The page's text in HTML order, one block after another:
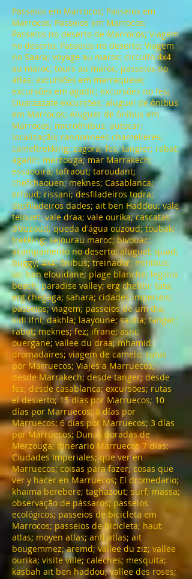
Passeios em Marrocos; Passeios em
Marrocos; Passeios em Marrocos;
Passeios no deserto de Marrocos; Viagem
no deserto; Passeios no deserto; Viagem
no Saara; voyage au maroc; circuito 4x4
au maroc; tours au maroc; passeios no
atlas; excursões em marraquexe;
excursões em agadir; excursões no fes;
Ouarzazate excursões; aluguel de ônibus
em Marrocos; Aluguer de ônibus em
Marrocos; microônibus; autocar;
localização; randonnees chamelieres;
cameltrekking; zagora; fes; tangier; rabat;
agadir; merzouga; mar Marrakech;
essaouira; tafraout; taroudant;
chefchaouen; meknes; Casablanca;
erfoud; rissani; desfiladeiros todra;
desfiladeiros dades; ait ben Haddou; vale
telouet; vale draa; vale ourika; cascatas
d'ouzoud; queda d'água ouzoud; toubak;
trekking; sejourau maroc; bivouac;
acampamento no deserto; aluguel; quad;
buggy; 4x4; ônibus; treinador; minibus;
lac ben elouidane; plage blanche; legzira
beach; paradise valley; erg chebbi; tata;
erg chegaga; sahara; cidades imperiais;
passeios; viagem; passeios de um dia;
sidi ifni; dakhla; laayoune; saidia; tanger;
rabat; meknes; fez; ifrane; asni;
ouergane; vallee du draa; mhamid;
dromadaires; viagem de camelo; rutas
por Marruecos; Viajes a Marruecos;
desde Marrakech; desde tanger; desde
fes; desde casablanca; excursões; rutas
el desierto; 15 días por Marruecos; 10
días por Marruecos; 8 días por
Marruecos; 6 días por Marruecos; 3 días
por Marruecos; Dunas doradas de
Merzouga; Itinerario Marruecos 7 días;
Ciudades Imperiales; que ver en
Marruecos; coisas para fazer; cosas que
ver y hacer en Marruecos; El dromedario;
khaima berebere; taghazout; surf; massa;
observação de pássaros; passeios
ecológicos; passeios de bicicleta em
Marrocos; passeios de bicicleta; haut
atlas; moyen atlas; anti atlas; ait
bougemmez; aremd; vallee du ziz; vallee
ourika; visite ville; caleches; mesquita;
kasbah ait ben haddou; vallee des roses;